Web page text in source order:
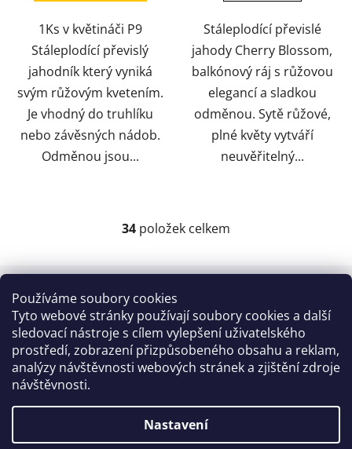
Používáme soubory cookies
Tyto webové stránky používají soubory cookies a další
sledovací nástroje s cílem vylepšení uživatelského
prostředí, zobrazení přizpůsobeného obsahu a reklam,
analýzy návštěvnosti webových stránek a zjištění zdroje
návštěvnosti.
Nastavení
1Ks v květináči P9
Stáleplodící převislý
jahodník který vyniká
svým růžovým kvetením.
Je vhodný do truhlíku
nebo závěsných nádob.
Odměnou jsou...
Stáleplodící převislé
jahody Cherry Blossom,
balkónový ráj s růžovou
elegancí a sladkou
odměnou. Sytě růžové,
plné květy vytváří
neuvěřitelný...
O
l
d
a
c
í
p
v
k
y
34 položek celkem
Z
Kontakt
info@zahradnictvi-rool.cz
+420728 841700